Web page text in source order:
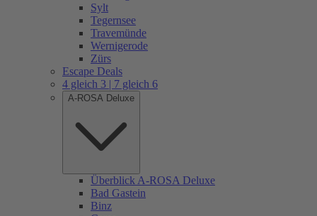
Sylt
Tegernsee
Travemünde
Wernigerode
Zürs
Escape Deals
4 gleich 3 | 7 gleich 6
A-ROSA Deluxe
Überblick A-ROSA Deluxe
Bad Gastein
Binz